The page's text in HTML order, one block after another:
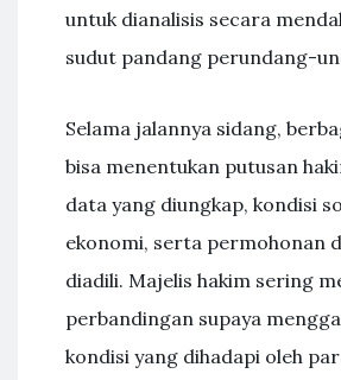
untuk dianalisis secara
sudut pandang perundang-
Selama jalannya sidang,
bisa menentukan putusan
data yang diungkap, kondisi
ekonomi, serta permohonan
diadili. Majelis hakim sering
perbandingan supaya
kondisi yang dihadapi oleh